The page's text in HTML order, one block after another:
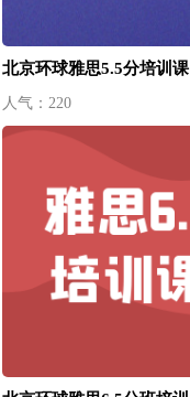
北京环球雅思5.5分培训课
人气：220